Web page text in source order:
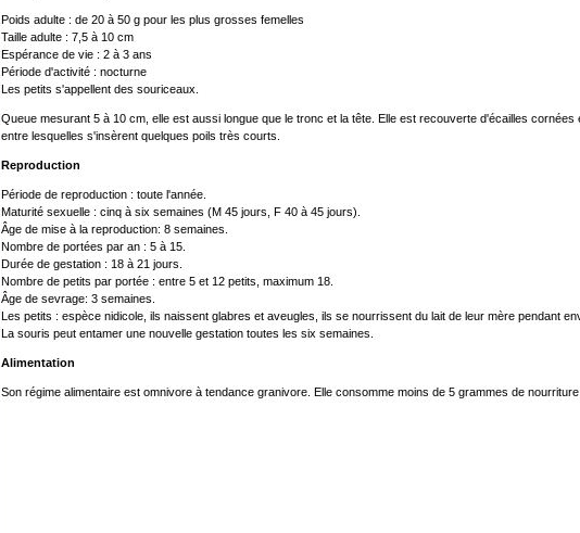
Poids adulte : de 20 à 50 g pour les plus grosses femelles
Taille adulte : 7,5 à 10 cm
Espérance de vie : 2 à 3 ans
Période d'activité : nocturne
Les petits s'appellent des souriceaux.
Queue mesurant 5 à 10 cm, elle est aussi longue que le tronc et la tête. Elle est recouverte d'écailles
entre lesquelles s'insèrent quelques poils très courts.
Reproduction
Période de reproduction : toute l'année.
Maturité sexuelle : cinq à six semaines (M 45 jours, F 40 à 45 jours).
Âge de mise à la reproduction: 8 semaines.
Nombre de portées par an : 5 à 15.
Durée de gestation : 18 à 21 jours.
Nombre de petits par portée : entre 5 et 12 petits, maximum 18.
Âge de sevrage: 3 semaines.
Les petits : espèce nidicole, ils naissent glabres et aveugles, ils se nourrissent du lait de leur mère pendant
La souris peut entamer une nouvelle gestation toutes les six semaines.
Alimentation
Son régime alimentaire est omnivore à tendance granivore. Elle consomme moins de 5 grammes de nourriture